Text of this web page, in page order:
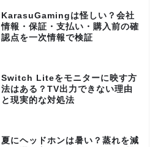
KarasuGamingは怪しい？会社
情報・保証・支払い・購入前の確
認点を一次情報で検証
Switch Liteをモニターに映す方
法はある？TV出力できない理由
と現実的な対処法
夏にヘッドホンは暑い？蒸れを減